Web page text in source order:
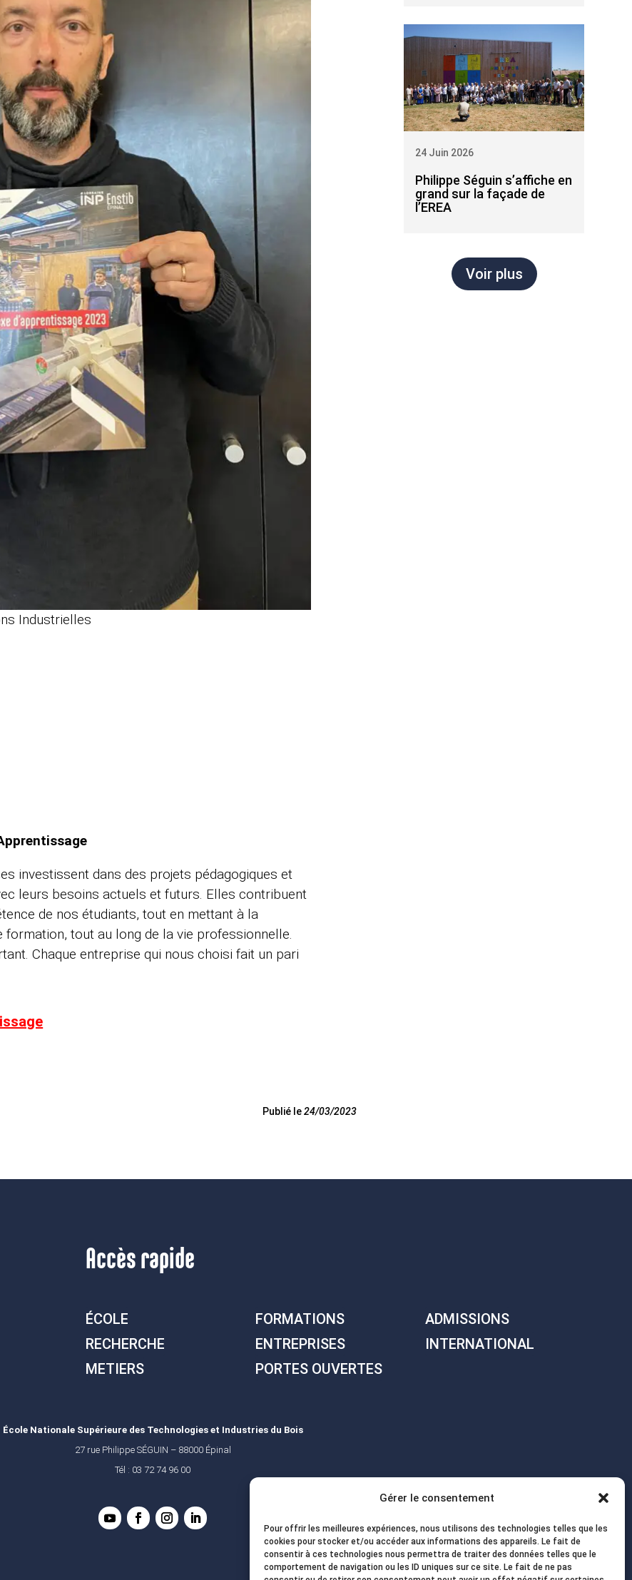
Gérer le consentement
Pour offrir les meilleures expériences, nous utilisons des technologies telles que les
cookies pour stocker et/ou accéder aux informations des appareils. Le fait de
consentir à ces technologies nous permettra de traiter des données telles que le
comportement de navigation ou les ID uniques sur ce site. Le fait de ne pas
Industrielles
investissent dans des projets pédagogiques et
leurs besoins actuels et futurs. Elles contribuent
de nos étudiants, tout en mettant à la
tout au long de la vie professionnelle.
Chaque entreprise qui nous choisi fait un pari
Publié le24/03/2023
Philippe Séguin s’affiche en
grand sur la façade de
l’EREA
24 Juin 2026
Voir plus
Accès rapide
ÉCOLE FORMATIONS
ADMISSIONS
RECHERCHE
ENTREPRISES
INTERNATIONAL
METIERS
PORTES OUVERTES
École Nationale Supérieure des Technologies et Industries du Bois
27 rue Philippe SÉGUIN – 88000 Épinal
Tél : 03 72 74 96 00